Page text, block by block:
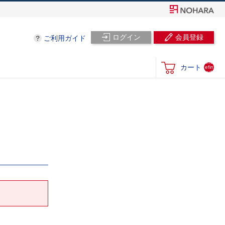
ログイン 会員登録
ご利用ガイド
カート
und
efin
ed